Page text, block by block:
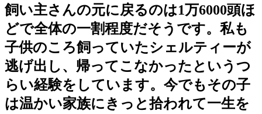
飼い主さんの元に戻るのは1万6000頭ほ
どで全体の一割程度だそうです。私も
子供のころ飼っていたシェルティーが
逃げ出し、帰ってこなかったというつ
らい経験をしています。今でもその子
は温かい家族にきっと拾われて一生を